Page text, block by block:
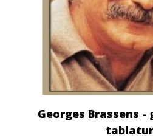
Georges Brassens